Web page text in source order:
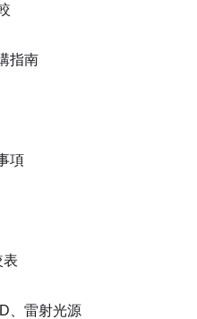
指南
項
表
、雷射光源